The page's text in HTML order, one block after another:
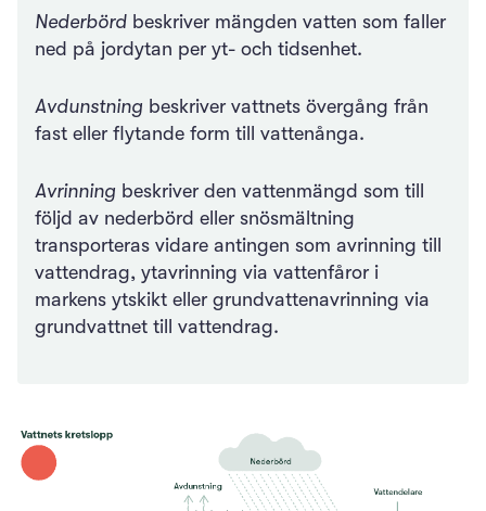
Nederbörd beskriver mängden vatten som faller
ned på jordytan per yt- och tidsenhet.
Avdunstning beskriver vattnets övergång från
fast eller flytande form till vattenånga.
Avrinning beskriver den vattenmängd som till
följd av nederbörd eller snösmältning
transporteras vidare antingen som avrinning till
vattendrag, ytavrinning via vattenfåror i
markens ytskikt eller grundvattenavrinning via
grundvattnet till vattendrag.